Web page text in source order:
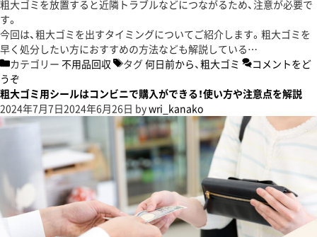
粗大ゴミを放置すると近隣トラブルなどにつながるため、注意が必要で
す。
今回は、粗大ゴミを出すタイミングについてご紹介します。粗大ゴミを
早く処分したい方におすすめの方法なども解説している…
カテゴリー 不用品回収 タグ 何日前から、粗大ゴミ
コメントをど
うぞ
粗大ゴミ用シールはコンビニで購入ができる！使い方や注意点を解説
2024年7月7日2024年6月26日 bywri_kanako